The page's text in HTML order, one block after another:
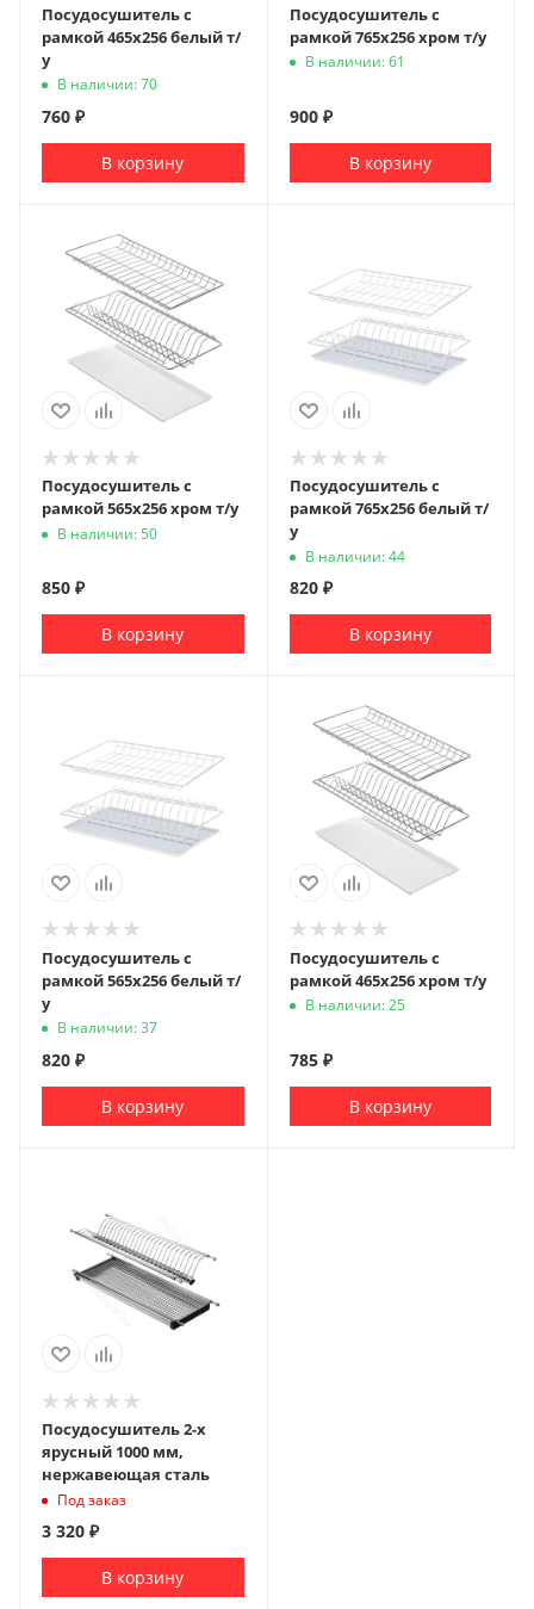
Посудосушитель с
рамкой 465х256 белый т/
у
В наличии: 70
760 ₽
В корзину
Посудосушитель с
рамкой 765х256 хром т/у
В наличии: 61
900₽
В корзину
Посудосушитель с
рамкой 565х256 хром т/у
В наличии: 50
850 ₽
В корзину
Посудосушитель с
рамкой 765х256 белый т/
у
В наличии: 44
820₽
В корзину
Посудосушитель с
рамкой 565х256 белый т/
у
В наличии: 37
820 ₽
В корзину
Посудосушитель с
рамкой 465х256 хром т/у
В наличии: 25
785₽
В корзину
Посудосушитель 2-х
ярусный 1000 мм,
нержавеющая сталь
Под заказ
3 320 ₽
В корзину